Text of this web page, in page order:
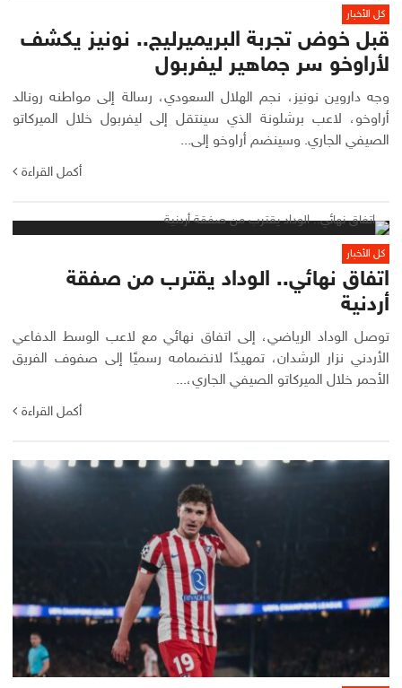
كل الأخبار
قبل خوض تجربة البريميرليج.. نونيز يكشف
لأراوخو سر جماهير ليفربول
وجه داروين نونيز، نجم الهلال السعودي، رسالة إلى مواطنه رونالد
أراوخو، لاعب برشلونة الذي سينتقل إلى ليفربول خلال الميركاتو
الصيفي الجاري. وسينضم أراوخو إلى...
أكمل القراءة
كل الأخبار
اتفاق نهائي.. الوداد يقترب من صفقة
أردنية
توصل الوداد الرياضي، إلى اتفاق نهائي مع لاعب الوسط الدفاعي
الأردني نزار الرشدان، تمهيدًا لانضمامه رسميًا إلى صفوف الفريق
الأحمر خلال الميركاتو الصيفي الجاري،...
أكمل القراءة